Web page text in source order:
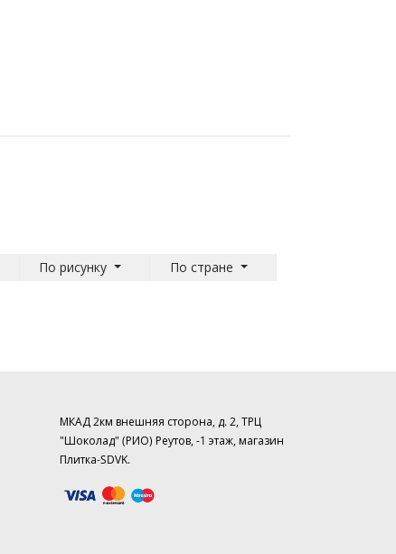
По рисунку По стране
МКАД 2км внешняя сторона, д. 2, ТРЦ
"Шоколад" (РИО) Реутов, -1 этаж, магазин
Плитка-SDVK.